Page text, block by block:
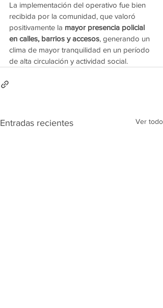
La implementación del operativo fue bien
recibida por la comunidad, que valoró
positivamente la mayor presencia policial
en calles, barrios y accesos, generando un
clima de mayor tranquilidad en un período
de alta circulación y actividad social.
Entradas recientes Ver todo